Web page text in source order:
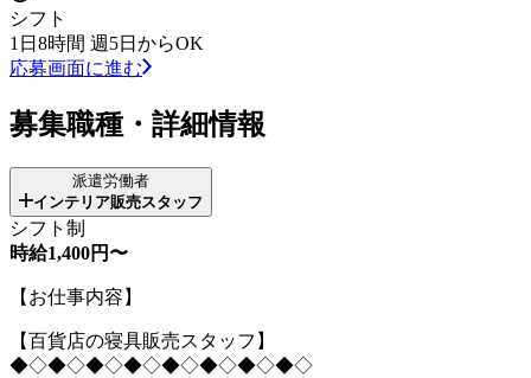
シフト
1日8時間 週5日からOK
応募画面に進む
募集職種・詳細情報
派遣労働者
インテリア販売スタッフ
シフト制
時給1,400円〜
【お仕事内容】
【百貨店の寝具販売スタッフ】
◆◇◆◇◆◇◆◇◆◇◆◇◆◇◆◇